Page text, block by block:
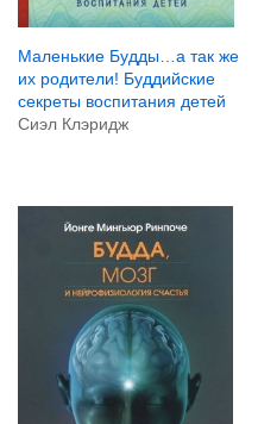
Маленькие Будды…а так же
их родители! Буддийские
секреты воспитания детей
Сиэл Клэридж